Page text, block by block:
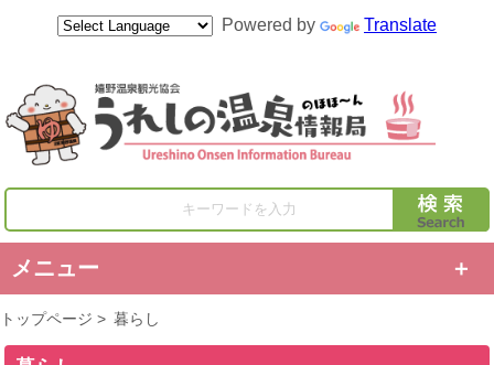
Powered by Translate
キーワードを入力
メニュー
トップページ > 暮らし